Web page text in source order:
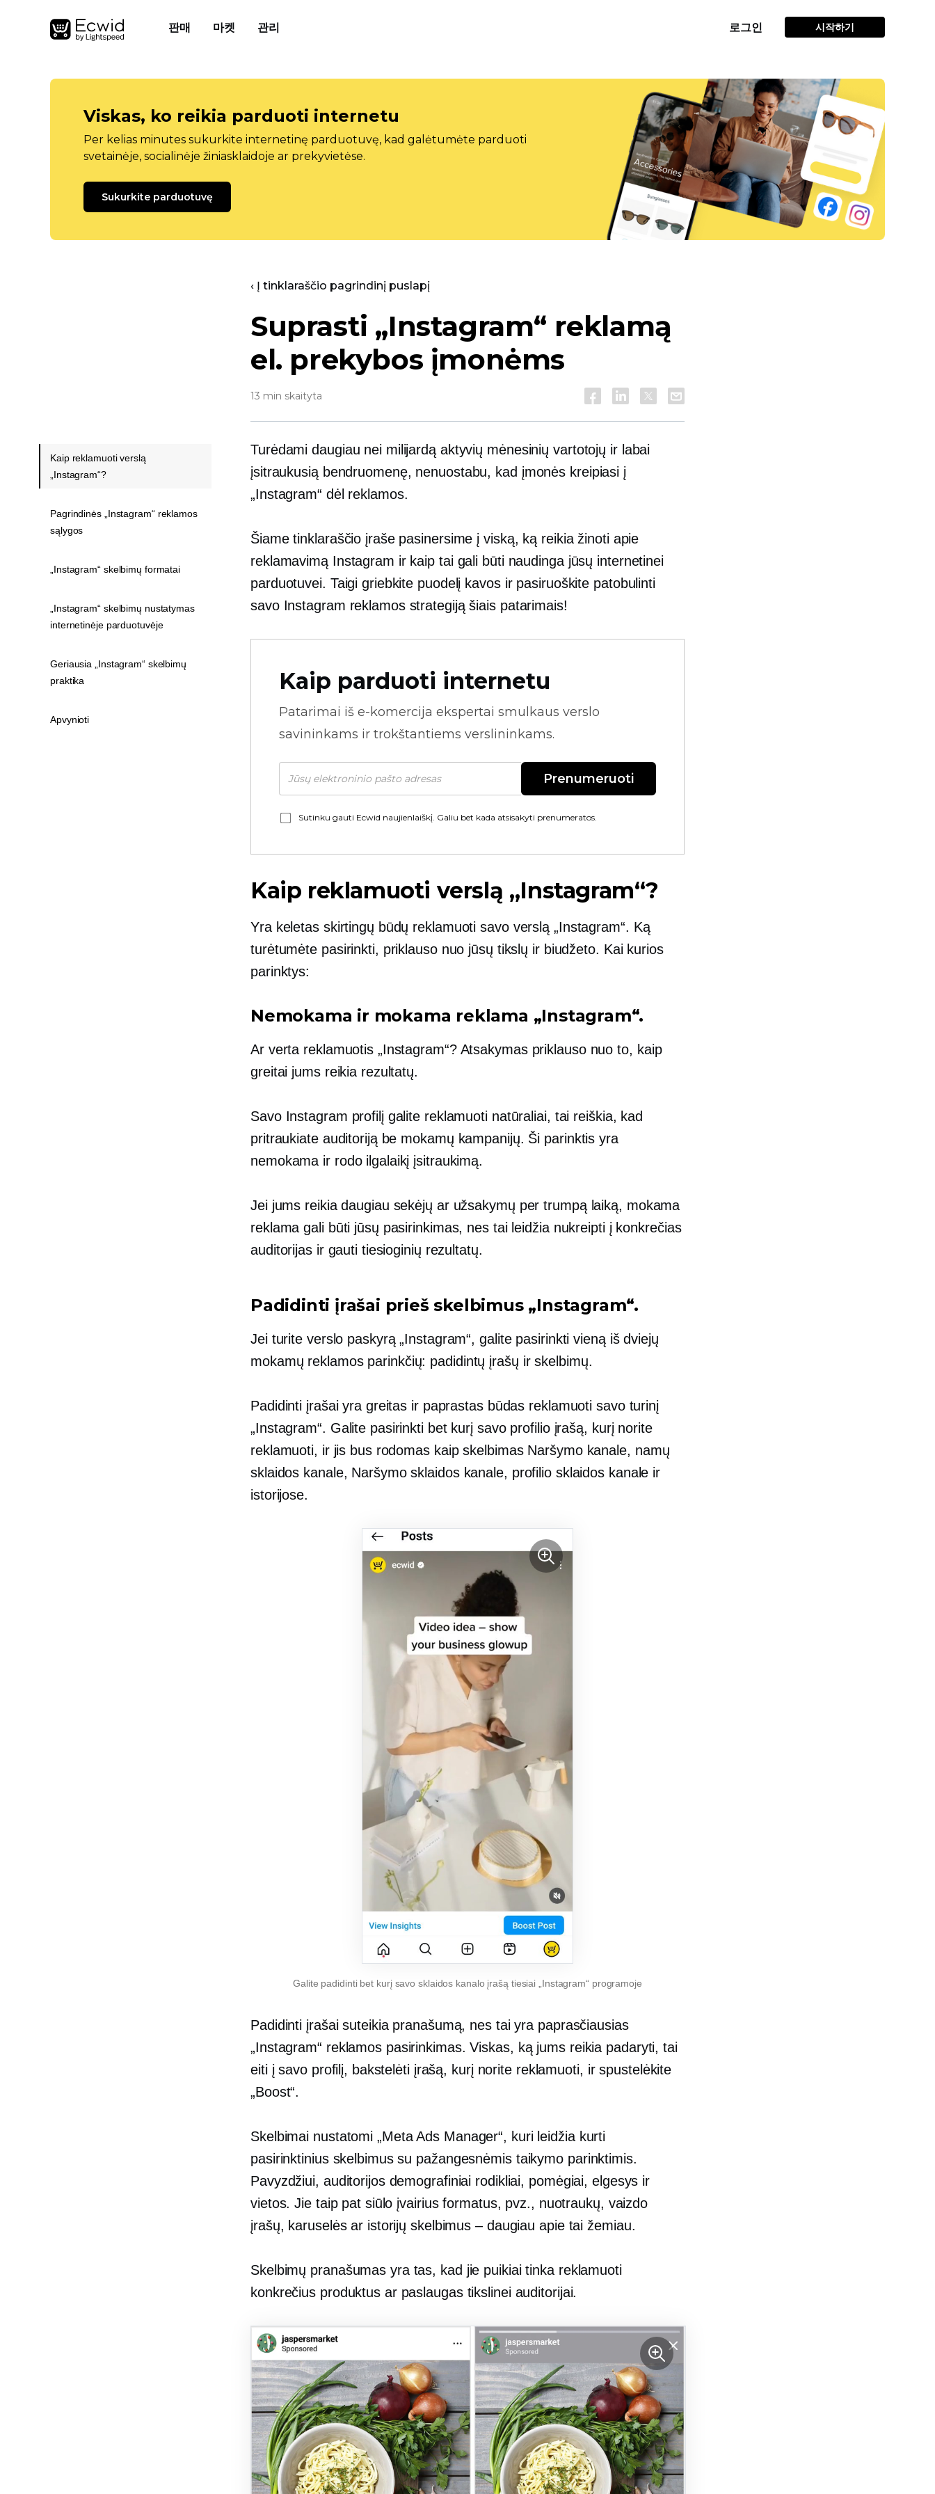
판매 마켓 관리 로그인 시작하기
Viskas, ko reikia parduoti internetu
Per kelias minutes sukurkite internetinę parduotuvę, kad galėtumėte parduoti
svetainėje, socialinėje žiniasklaidoje ar prekyvietėse.
Sukurkite parduotuvę
‹ Į tinklaraščio pagrindinį puslapį
Suprasti „Instagram“ reklamą
el. prekybos įmonėms
13 min skaityta
Turėdami daugiau nei milijardą aktyvių mėnesinių vartotojų ir labai
įsitraukusią bendruomenę, nenuostabu, kad įmonės kreipiasi į
„Instagram“ dėl reklamos.
Šiame tinklaraščio įraše pasinersime į viską, ką reikia žinoti apie
reklamavimą Instagram ir kaip tai gali būti naudinga jūsų internetinei
parduotuvei. Taigi griebkite puodelį kavos ir pasiruoškite patobulinti
savo Instagram reklamos strategiją šiais patarimais!
Kaip parduoti internetu
Patarimai iš e-komercija ekspertai smulkaus verslo
savininkams ir trokštantiems verslininkams.
Prenumeruoti
Sutinku gauti Ecwid naujienlaiškį. Galiu bet kada atsisakyti prenumeratos.
Kaip reklamuoti verslą „Instagram“?
Yra keletas skirtingų būdų reklamuoti savo verslą „Instagram“. Ką
turėtumėte pasirinkti, priklauso nuo jūsų tikslų ir biudžeto. Kai kurios
parinktys:
Nemokama ir mokama reklama „Instagram“.
Ar verta reklamuotis „Instagram“? Atsakymas priklauso nuo to, kaip
greitai jums reikia rezultatų.
Savo Instagram profilį galite reklamuoti natūraliai, tai reiškia, kad
pritraukiate auditoriją be mokamų kampanijų. Ši parinktis yra
nemokama ir rodo ilgalaikį įsitraukimą.
Jei jums reikia daugiau sekėjų ar užsakymų per trumpą laiką, mokama
reklama gali būti jūsų pasirinkimas, nes tai leidžia nukreipti į konkrečias
auditorijas ir gauti tiesioginių rezultatų.
Padidinti įrašai prieš skelbimus „Instagram“.
Jei turite verslo paskyrą „Instagram“, galite pasirinkti vieną iš dviejų
mokamų reklamos parinkčių: padidintų įrašų ir skelbimų.
Padidinti įrašai yra greitas ir paprastas būdas reklamuoti savo turinį
„Instagram“. Galite pasirinkti bet kurį savo profilio įrašą, kurį norite
reklamuoti, ir jis bus rodomas kaip skelbimas Naršymo kanale, namų
sklaidos kanale, Naršymo sklaidos kanale, profilio sklaidos kanale ir
istorijose.
Galite padidinti bet kurį savo sklaidos kanalo įrašą tiesiai „Instagram“ programoje
Padidinti įrašai suteikia pranašumą, nes tai yra paprasčiausias
„Instagram“ reklamos pasirinkimas. Viskas, ką jums reikia padaryti, tai
eiti į savo profilį, bakstelėti įrašą, kurį norite reklamuoti, ir spustelėkite
„Boost“.
Skelbimai nustatomi „Meta Ads Manager“, kuri leidžia kurti
pasirinktinius skelbimus su pažangesnėmis taikymo parinktimis.
Pavyzdžiui, auditorijos demografiniai rodikliai, pomėgiai, elgesys ir
vietos. Jie taip pat siūlo įvairius formatus, pvz., nuotraukų, vaizdo
įrašų, karuselės ar istorijų skelbimus – daugiau apie tai žemiau.
Skelbimų pranašumas yra tas, kad jie puikiai tinka reklamuoti
konkrečius produktus ar paslaugas tikslinei auditorijai.
Kaip reklamuoti verslą
„Instagram“?
Pagrindinės „Instagram“ reklamos
sąlygos
„Instagram“ skelbimų formatai
„Instagram“ skelbimų nustatymas
internetinėje parduotuvėje
Geriausia „Instagram“ skelbimų
praktika
Apvynioti